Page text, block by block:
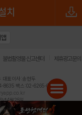
불법촬영물 신고센터 제휴광고문의
대표이사:송현두
8635 팩스:02-6265-0377
년4월25일
:김동욱